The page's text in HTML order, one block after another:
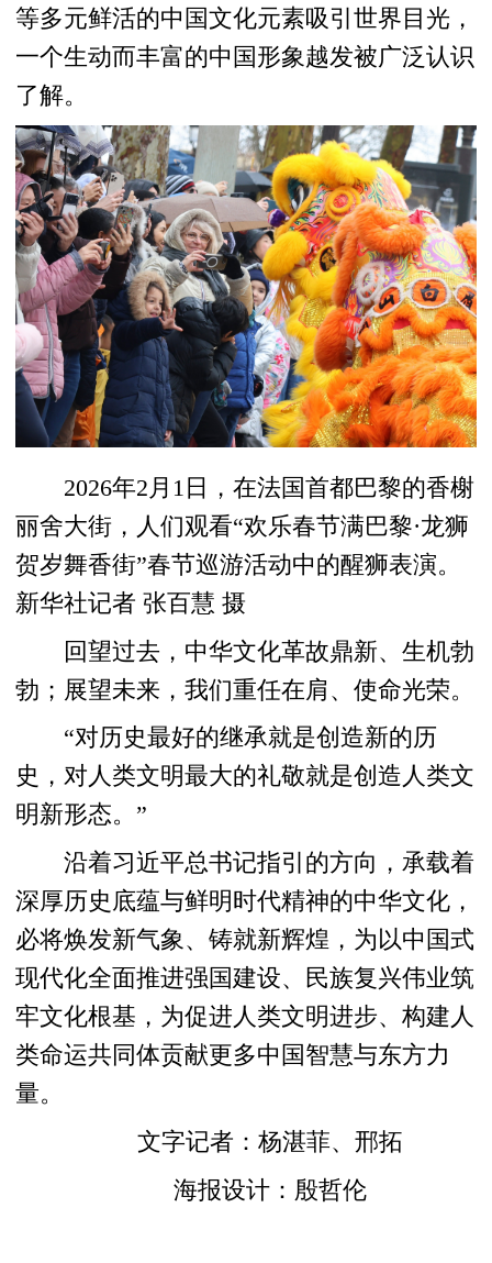
等多元鲜活的中国文化元素吸引世界目光，
一个生动而丰富的中国形象越发被广泛认识
了解。
2026年2月1日，在法国首都巴黎的香榭
丽舍大街，人们观看“欢乐春节满巴黎·龙狮
贺岁舞香街”春节巡游活动中的醒狮表演。
新华社记者 张百慧 摄
回望过去，中华文化革故鼎新、生机勃
勃；展望未来，我们重任在肩、使命光荣。
“对历史最好的继承就是创造新的历
史，对人类文明最大的礼敬就是创造人类文
明新形态。”
沿着习近平总书记指引的方向，承载着
深厚历史底蕴与鲜明时代精神的中华文化，
必将焕发新气象、铸就新辉煌，为以中国式
现代化全面推进强国建设、民族复兴伟业筑
牢文化根基，为促进人类文明进步、构建人
类命运共同体贡献更多中国智慧与东方力
量。
文字记者：杨湛菲、邢拓
海报设计：殷哲伦